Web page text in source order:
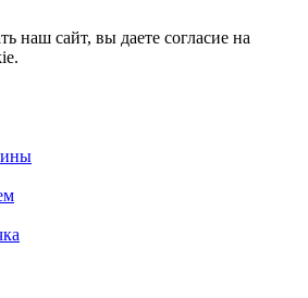
наш сайт, вы даете согласие на